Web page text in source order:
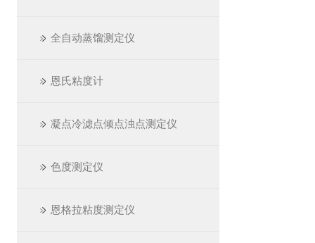
全自动蒸馏测定仪
恩氏粘度计
凝点冷滤点倾点浊点测定仪
色度测定仪
恩格拉粘度测定仪